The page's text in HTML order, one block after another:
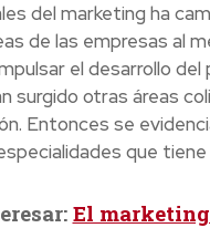
del marketing ha
de las empresas al
el desarrollo
surgido otras áreas
Entonces se
que tiene
El